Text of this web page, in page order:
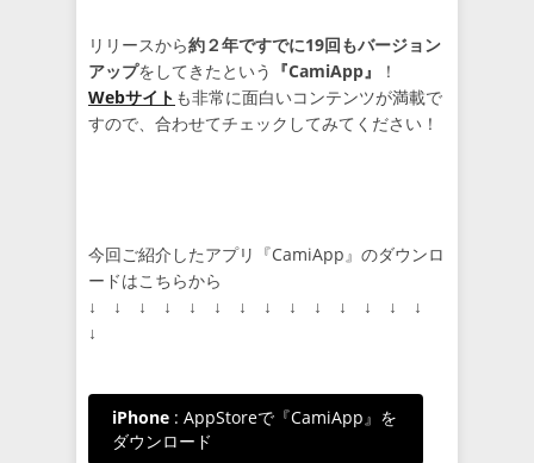
リリースから約２年ですでに19回もバージョン
アップをしてきたという 『CamiApp』
！
Webサイト も非常に面白いコンテンツが満載で
すので、合わせてチェックしてみてください！
今回ご紹介したアプリ『CamiApp』のダウンロ
ードはこちらから
↓ ↓ ↓ ↓ ↓ ↓ ↓ ↓ ↓ ↓ ↓ ↓ ↓ ↓
↓
iPhone : AppStoreで『CamiApp』を
ダウンロード